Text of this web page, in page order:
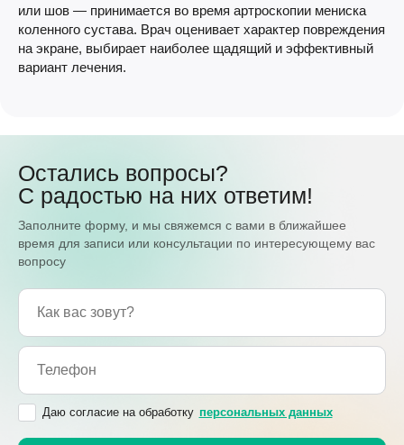
или шов — принимается во время артроскопии мениска
коленного сустава. Врач оценивает характер повреждения
на экране, выбирает наиболее щадящий и эффективный
вариант лечения.
Остались вопросы?
С радостью на них ответим!
Заполните форму, и мы свяжемся с вами в ближайшее
время для записи или консультации по интересующему вас
вопросу
Даю согласие на обработку персональных данных